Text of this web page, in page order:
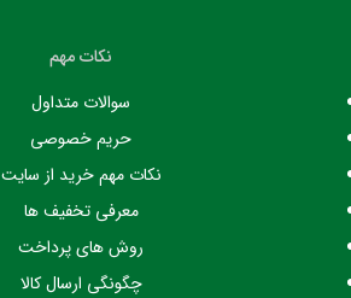
نکات مهم
سوالات متداول
حریم خصوصی
نکات مهم خرید از سایت
معرفی تخفیف ها
روش های پرداخت
چگونگی ارسال کالا